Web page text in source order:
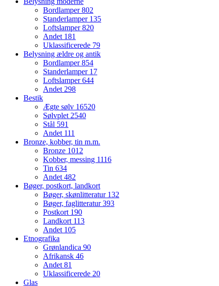
Bordlamper802
Standerlamper 135
Loftslamper820
Andet 181
Uklassificerede 79
Belysning ældre og antik
Bordlamper854
Standerlamper 17
Loftslamper644
Andet 298
Bestik
Ægte sølv 16520
Sølvplet 2540
Stål 591
Andet 111
Bronze, kobber, tin m.m.
Bronze 1012
Kobber, messing 1116
Tin 634
Andet 482
Bøger, postkort, landkort
Bøger, skønlitteratur 132
Bøger, faglitteratur393
Postkort 190
Landkort 113
Andet 105
Etnografika
Grønlandica 90
Afrikansk 46
Andet 81
Uklassificerede 20
Glas